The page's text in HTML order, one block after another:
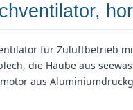
für Zuluftbetrieb
die Haube aus
aus